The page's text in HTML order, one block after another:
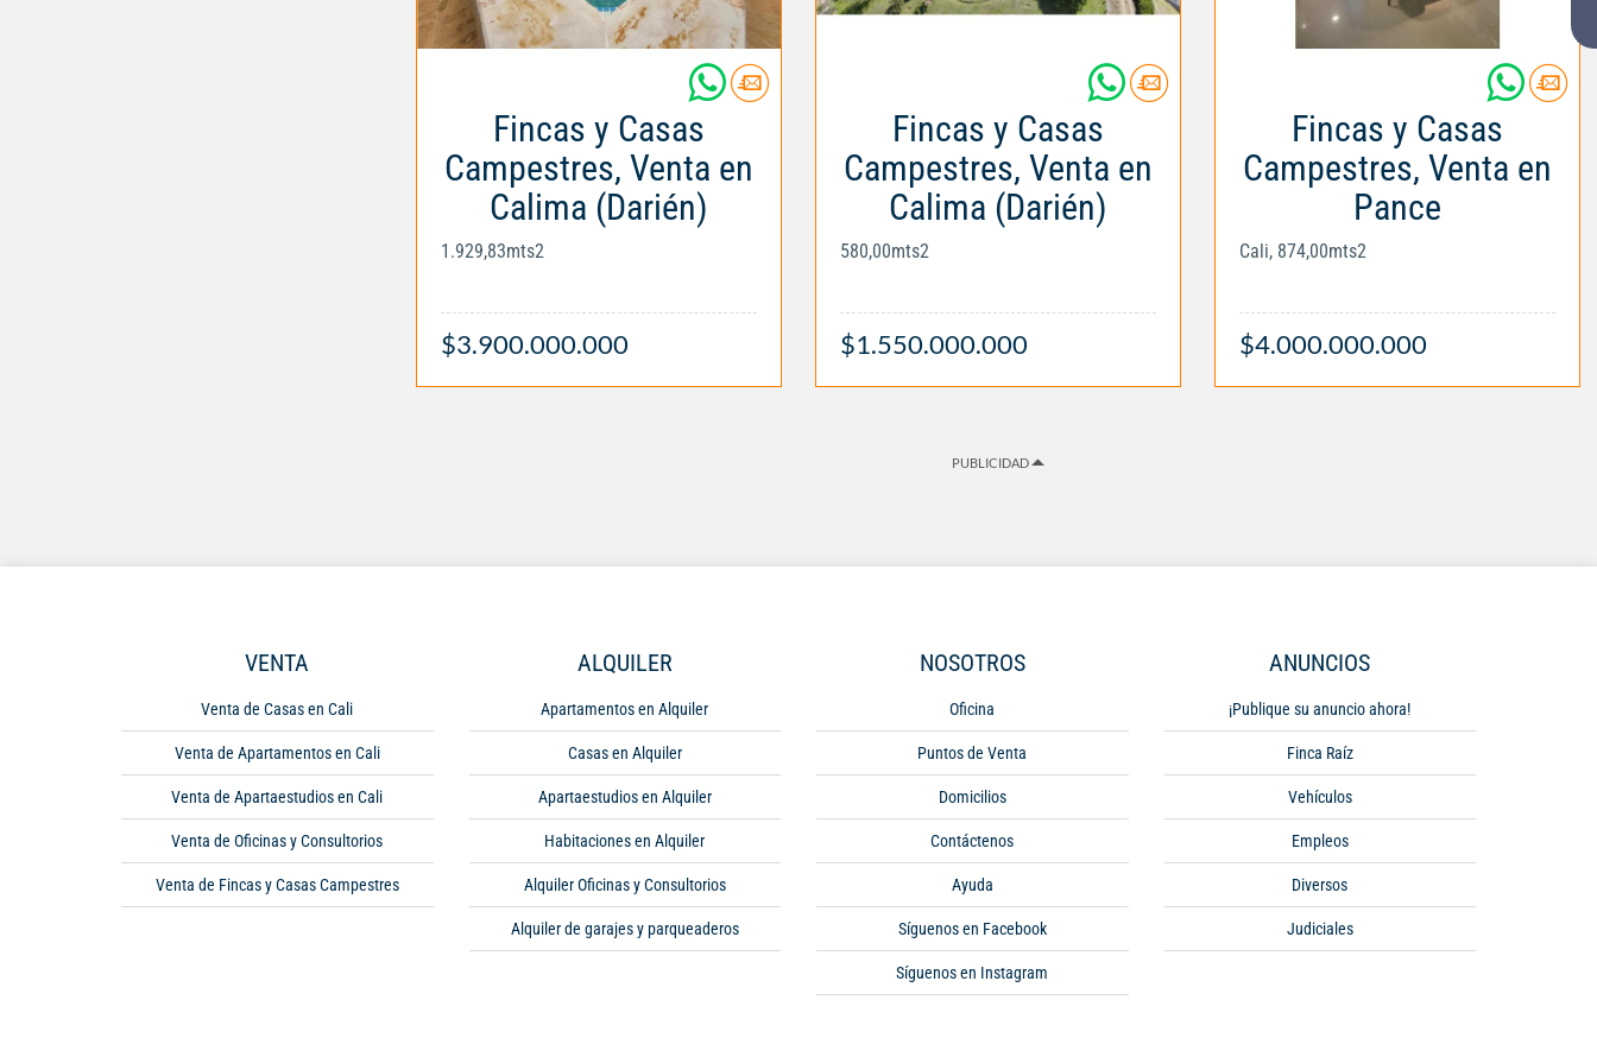
Fincas y Casas
Campestres, Venta en
Calima (Darién)
1.929,83mts2
$3.900.000.000
Fincas y Casas
Campestres, Venta en
Calima (Darién)
580,00mts2
$1.550.000.000
Fincas y Casas
Campestres, Venta en
Pance
Cali, 874,00mts2
$4.000.000.000
PUBLICIDAD
VENTA
Venta de Casas en Cali
Venta de Apartamentos en Cali
Venta de Apartaestudios en Cali
Venta de Oficinas y Consultorios
Venta de Fincas y Casas Campestres
ALQUILER
Apartamentos en Alquiler
Casas en Alquiler
Apartaestudios en Alquiler
Habitaciones en Alquiler
Alquiler Oficinas y Consultorios
Alquiler de garajes y parqueaderos
NOSOTROS
Oficina
Puntos de Venta
Domicilios
Contáctenos
Ayuda
Síguenos en Facebook
Síguenos en Instagram
ANUNCIOS
¡Publique su anuncio ahora!
Finca Raíz
Vehículos
Empleos
Diversos
Judiciales